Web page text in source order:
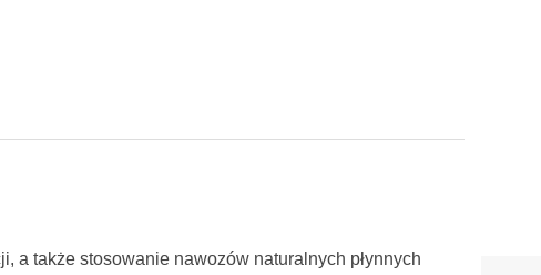
a także stosowanie nawozów naturalnych płynnych